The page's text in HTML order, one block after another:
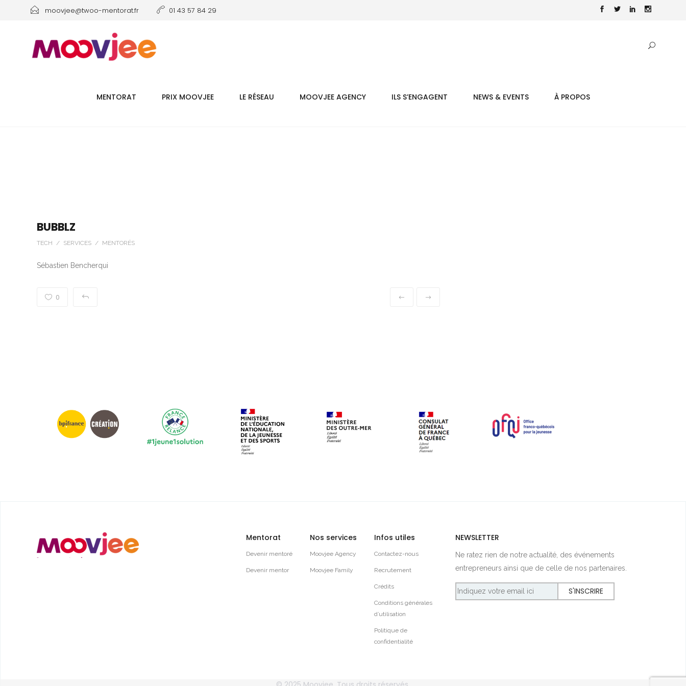
moovjee@twoo-mentorat.fr 01 43 57 84 29
MENTORAT PRIX MOOVJEE LE RÉSEAU MOOVJEE AGENCY ILS S’ENGAGENT NEWS & EVENTS À PROPOS
BUBBLZ
TECH / SERVICES / MENTORÉS
Sébastien Bencherqui
0
Mentorat
Devenir mentoré
Devenir mentor
Nos services
Moovjee Agency
Moovjee Family
Infos utiles
Contactez-nous
Recrutement
Crédits
Conditions générales
d’utilisation
Politique de
confidentialité
NEWSLETTER
Ne ratez rien de notre actualité, des événements
entrepreneurs ainsi que de celle de nos partenaires.